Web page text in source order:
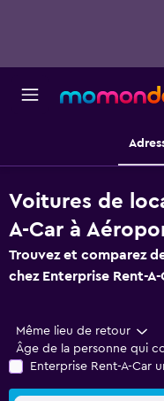
Voitures de
A-Car à
Trouvez et comparez
chez Enterprise Rent-
Même lieu de retour
Âge de la personne qui
Enterprise Rent-A-Car